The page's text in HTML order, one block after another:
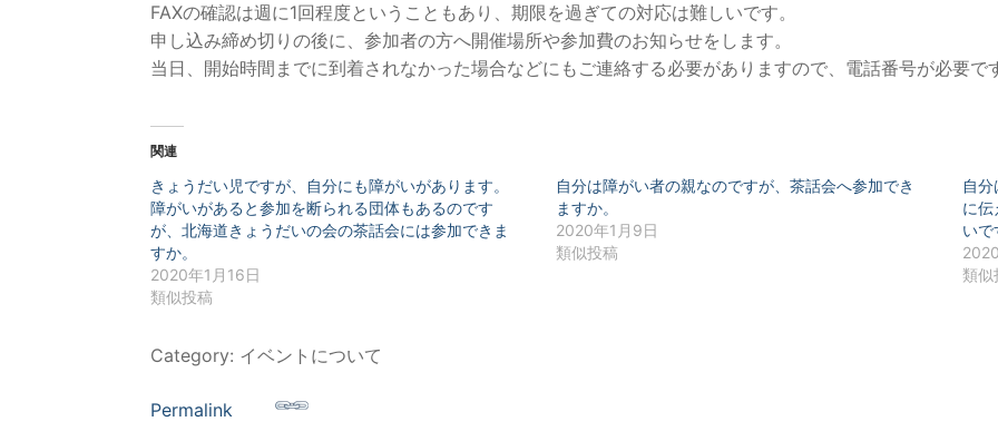
FAXの確認は週に1回程度ということもあり、期限を過ぎての対応は難しいです。
申し込み締め切りの後に、参加者の方へ開催場所や参加費のお知らせをします。
当日、開始時間までに到着されなかった場合などにもご連絡する必要がありますので、電話番号が必要で
関連
きょうだい児ですが、自分にも障がいがあります。
障がいがあると参加を断られる団体もあるのです
が、北海道きょうだいの会の茶話会には参加できま
すか。
2020年1月16日
類似投稿
自分は障がい者の親なのですが、茶話会へ参加でき
ますか。
2020年1月9日
類似投稿
自
に伝
いで
類似
Category: イベントについて
Permalink